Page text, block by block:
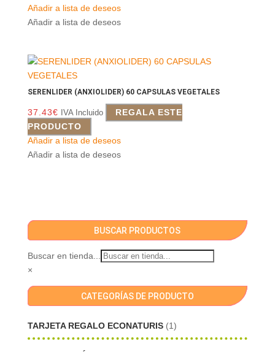
Añadir a lista de deseos
Añadir a lista de deseos
SERENLIDER (ANXIOLIDER) 60 CAPSULAS VEGETALES
37.43€ IVA Incluido
REGALA ESTE
PRODUCTO
Añadir a lista de deseos
Añadir a lista de deseos
BUSCAR PRODUCTOS
Buscar en tienda...
×
CATEGORÍAS DE PRODUCTO
TARJETA REGALO ECONATURIS (1)